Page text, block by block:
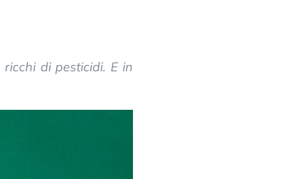
di pesticidi. E in